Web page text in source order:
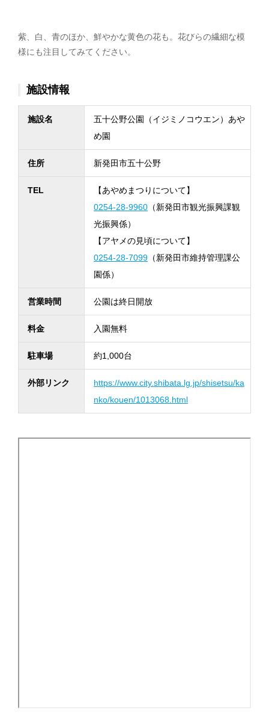
紫、白、青のほか、鮮やかな黄色の花も。花びらの繊細な模
様にも注目してみてください。
施設情報
施設名
五十公野公園（イジミノコウエン）あや
め園
住所 新発田市五十公野
TEL
【あやめまつりについて】
0254-28-9960 （新発田市観光振興課観
光振興係）
【アヤメの見頃について】
0254-28-7099 （新発田市維持管理課公
園係）
営業時間 公園は終日開放
料金 入園無料
駐車場 約1,000台
外部リンク
https://www.city.shibata.lg.jp/shisetsu/ka
nko/kouen/1013068.html